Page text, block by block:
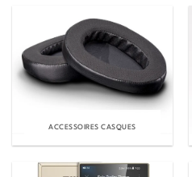
ACCESSOIRES CASQUES